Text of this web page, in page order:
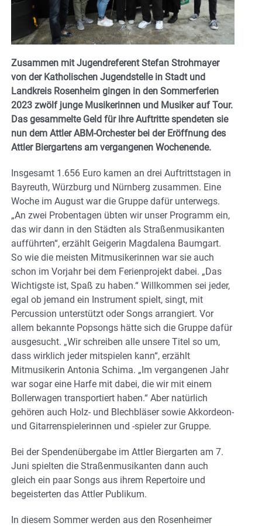
Zusammen mit Jugendreferent Stefan Strohmayer
von der Katholischen Jugendstelle in Stadt und
Landkreis Rosenheim gingen in den Sommerferien
2023 zwölf junge Musikerinnen und Musiker auf Tour.
Das gesammelte Geld für ihre Auftritte spendeten sie
nun dem Attler ABM-Orchester bei der Eröffnung des
Attler Biergartens am vergangenen Wochenende.
Insgesamt 1.656 Euro kamen an drei Auftrittstagen in
Bayreuth, Würzburg und Nürnberg zusammen. Eine
Woche im August war die Gruppe dafür unterwegs.
„An zwei Probentagen übten wir unser Programm ein,
das wir dann in den Städten als Straßenmusikanten
aufführten“, erzählt Geigerin Magdalena Baumgart.
So wie die meisten Mitmusikerinnen war sie auch
schon im Vorjahr bei dem Ferienprojekt dabei. „Das
Wichtigste ist, Spaß zu haben.“ Willkommen sei jeder,
egal ob jemand ein Instrument spielt, singt, mit
Percussion unterstützt oder Songs arrangiert. Vor
allem bekannte Popsongs hätte sich die Gruppe dafür
ausgesucht. „Wir schreiben alle unsere Titel so um,
dass wirklich jeder mitspielen kann“, erzählt
Mitmusikerin Antonia Schima. „Im vergangenen Jahr
war sogar eine Harfe mit dabei, die wir mit einem
Bollerwagen transportiert haben.“ Aber natürlich
gehören auch Holz- und Blechbläser sowie Akkordeon-
und Gitarrenspielerinnen und -spieler zur Gruppe.
Bei der Spendenübergabe im Attler Biergarten am 7.
Juni spielten die Straßenmusikanten dann auch
gleich ein paar Songs aus ihrem Repertoire und
begeisterten das Attler Publikum.
In diesem Sommer werden aus den Rosenheimer